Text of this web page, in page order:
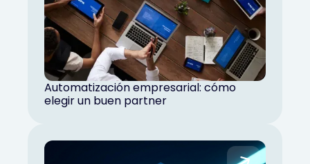
Automatización empresarial: cómo
elegir un buen partner